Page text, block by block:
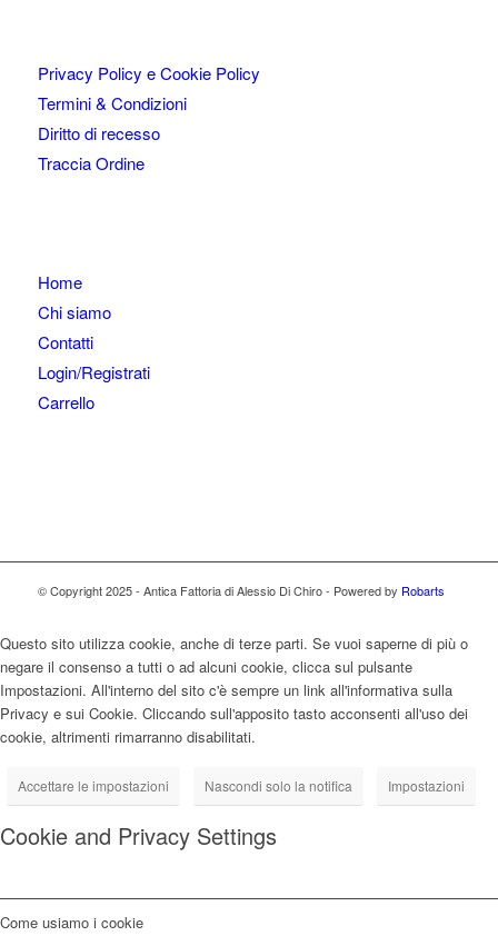
Privacy Policy e Cookie Policy
Termini & Condizioni
Diritto di recesso
Traccia Ordine
Home
Chi siamo
Contatti
Login/Registrati
Carrello
© Copyright 2025 - Antica Fattoria di Alessio Di Chiro - Powered by Robarts
Questo sito utilizza cookie, anche di terze parti. Se vuoi saperne di più o
negare il consenso a tutti o ad alcuni cookie, clicca sul pulsante
Impostazioni. All'interno del sito c'è sempre un link all'informativa sulla
Privacy e sui Cookie. Cliccando sull'apposito tasto acconsenti all'uso dei
cookie, altrimenti rimarranno disabilitati.
Accettare le impostazioni Nascondi solo la notifica Impostazioni
Cookie and Privacy Settings
Come usiamo i cookie